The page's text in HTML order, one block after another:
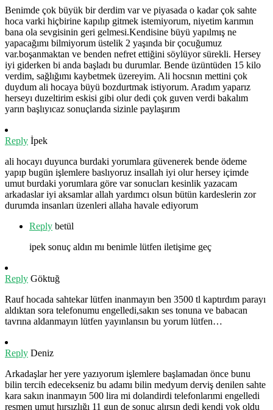
Benimde çok büyük bir derdim var ve piyasada o kadar çok sahte
hoca varki hiçbirine kapılıp gitmek istemiyorum, niyetim karımın
bana ola sevgisinin geri gelmesi.Kendisine büyü yapılmış ne
yapacağımı bilmiyorum üstelik 2 yaşında bir çocuğumuz
var.boşanmaktan ve benden nefret ettiğini söylüyor sürekli. Hersey
iyi giderken bi anda başladı bu durumlar. Bende üzüntüden 15 kilo
verdim, sağlığımı kaybetmek üzereyim. Ali hocsnın mettini çok
duydum ali hocaya büyü bozdurtmak istiyorum. Aradım yaparız
herseyı duzeltirim eskisi gibi olur dedi çok guven verdi bakalım
yarın başlıyıcaz sonuçlarıda sizinle paylaşırım
Reply İpek
ali hocayı duyunca burdaki yorumlara güvenerek bende ödeme
yapıp bugün işlemlere baslıyoruz insallah iyi olur hersey içimde
umut burdaki yorumlara göre var sonucları kesinlik yazacam
arkadaslar iyi aksamlar allah yardımcı olsun bütün kardeslerin zor
durumda insanları üzenleri allaha havale ediyorum
Reply betül
ipek sonuç aldın mı benimle lütfen iletişime geç
Reply Göktuğ
Rauf hocada sahtekar lütfen inanmayın ben 3500 tl kaptırdım parayı
aldıktan sora telefonumu engelledi,sakın ses tonuna ve babacan
tavrına aldanmayın lütfen yayınlansın bu yorum lütfen…
Reply Deniz
Arkadaşlar her yere yazıyorum işlemlere başlamadan önce bunu
bilin tercih edecekseniz bu adamı bilin medyum derviş denilen sahte
kara sakın inanmayın 500 lira mi dolandirdi telefonlarımi engelledi
resmen umut hırsızlığı 11 gun de sonuç alırsın dedi kendi yok oldu